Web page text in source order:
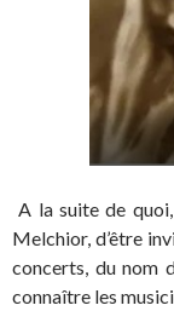
A la suite de
Melchior, d’être
concerts, du nom
connaître les